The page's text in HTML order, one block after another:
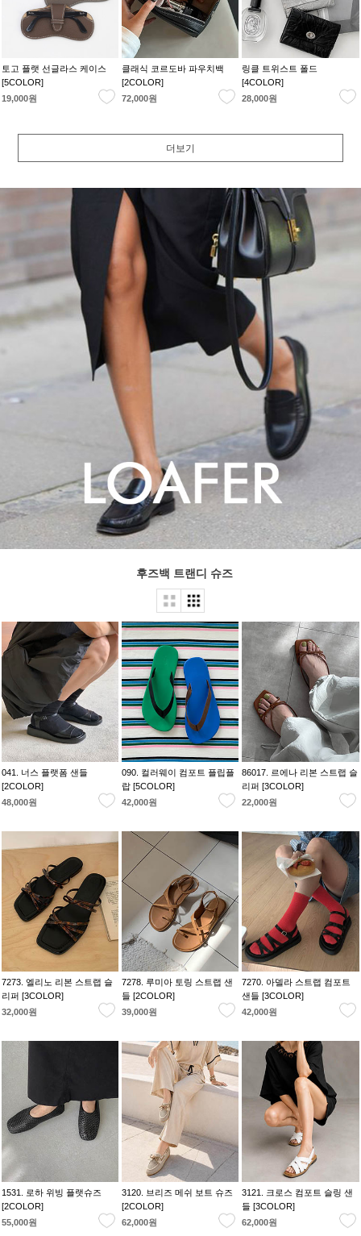
토고 플랫 선글라스 케이스
[5COLOR]
19,000원
클래식 코르도바 파우치백
[2COLOR]
72,000원
링클 트위스트 폴드
[4COLOR]
28,000원
더보기
후즈백 트랜디 슈즈
041. 너스 플랫폼 샌들
[2COLOR]
48,000원
090. 컬러웨이 컴포트 플립플
랍 [5COLOR]
42,000원
86017. 르에나 리본 스트랩 슬
리퍼 [3COLOR]
22,000원
7273. 엘리노 리본 스트랩 슬
리퍼 [3COLOR]
32,000원
7278. 루미아 토링 스트랩 샌
들 [2COLOR]
39,000원
7270. 아델라 스트랩 컴포트
샌들 [3COLOR]
42,000원
1531. 로하 위빙 플랫슈즈
[2COLOR]
55,000원
3120. 브리즈 메쉬 보트 슈즈
[2COLOR]
62,000원
3121. 크로스 컴포트 슬링 샌
들 [3COLOR]
62,000원